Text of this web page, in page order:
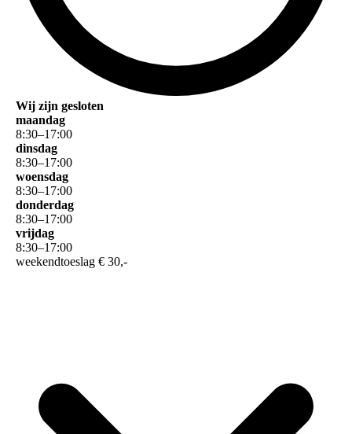
Wij zijn gesloten
maandag
8:30–17:00
dinsdag
8:30–17:00
woensdag
8:30–17:00
donderdag
8:30–17:00
vrijdag
8:30–17:00
weekendtoeslag € 30,-